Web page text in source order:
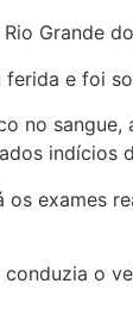
Grande
e foi
no
indícios
exames
o